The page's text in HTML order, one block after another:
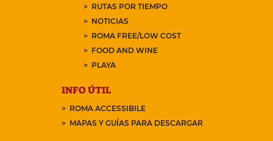
RUTAS POR TIEMPO
NOTICIAS
ROMA FREE/LOW COST
FOOD AND WINE
PLAYA
INFO ÚTIL
ROMA ACCESSIBILE
MAPAS Y GUÍAS PARA DESCARGAR